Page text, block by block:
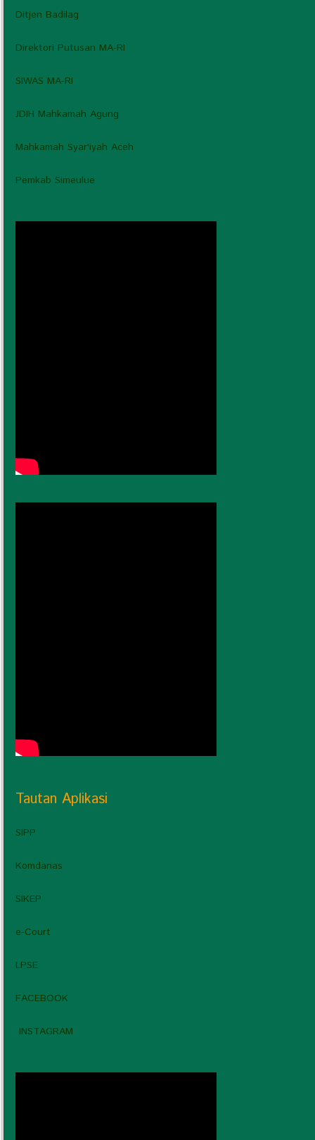
Ditjen Badilag
Direktori Putusan MA-RI
SIWAS MA-RI
JDIH Mahkamah Agung
Mahkamah Syar'iyah Aceh
Pemkab Simeulue
Tautan Aplikasi
SIPP
Komdanas
SIKEP
e-Court
LPSE
FACEBOOK
INSTAGRAM